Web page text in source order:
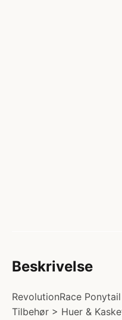
Beskrivelse
RevolutionRace
Tilbehør > Huer &